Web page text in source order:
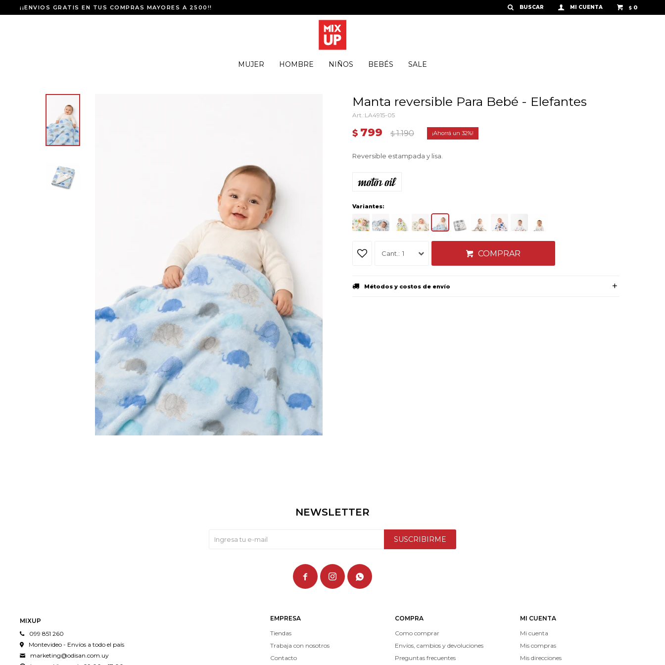
MUJER HOMBRE NIÑOS BEBÉS SALE
$ 0
¡¡ENVIOS GRATIS EN TUS COMPRAS MAYORES A 2500!!
Manta reversible Para Bebé - Elefantes
LA4915-05
$ 799 $ 1.190 32
Reversible estampada y lisa.
Variantes:
1 COMPRAR
Métodos y costos de envío
MIXUP
099 851 260
Montevideo - Envíos a todo el país
marketing@odisan.com.uy
EMPRESA
Tiendas
Trabaja con nosotros
Contacto
COMPRA
Como comprar
Envíos, cambios y devoluciones
Preguntas frecuentes
MI CUENTA
Mi cuenta
Mis compras
Mis direcciones
NEWSLETTER
SUSCRIBIRME
  